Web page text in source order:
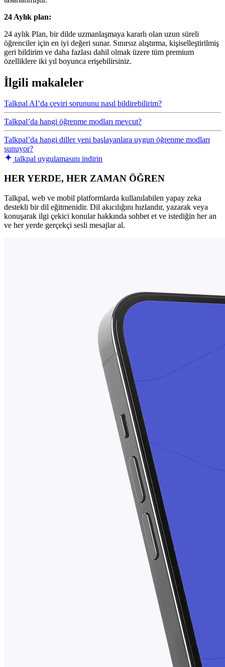
24 Aylık plan:
24 aylık Plan, bir dilde uzmanlaşmaya kararlı olan uzun süreli
öğrenciler için en iyi değeri sunar. Sınırsız alıştırma, kişiselleştirilmiş
geri bildirim ve daha fazlası dahil olmak üzere tüm premium
özelliklere iki yıl boyunca erişebilirsiniz.
İlgili makaleler
Talkpal AI’da çeviri sorununu nasıl bildirebilirim?
Talkpal’da hangi öğrenme modları mevcut?
Talkpal’da hangi diller yeni başlayanlara uygun öğrenme modları
sunuyor?
talkpal uygulamasını indirin
HER YERDE, HER ZAMAN ÖĞREN
Talkpal, web ve mobil platformlarda kullanılabilen yapay zeka
destekli bir dil eğitmenidir. Dil akıcılığını hızlandır, yazarak veya
konuşarak ilgi çekici konular hakkında sohbet et ve istediğin her an
ve her yerde gerçekçi sesli mesajlar al.